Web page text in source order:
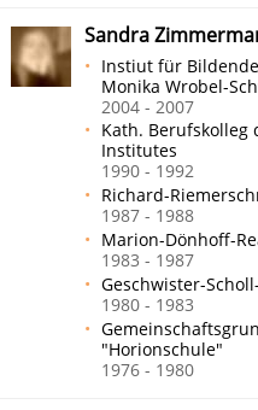
Sandra
Instiut für
Monika Wrobel-
2004 - 2007
Kath. Berufskolleg
Institutes
1990 - 1992
Richard-
1987 - 1988
Marion-Dönhoff-
1983 - 1987
Geschwister-
1980 - 1983
"Horionschule"
1976 - 1980